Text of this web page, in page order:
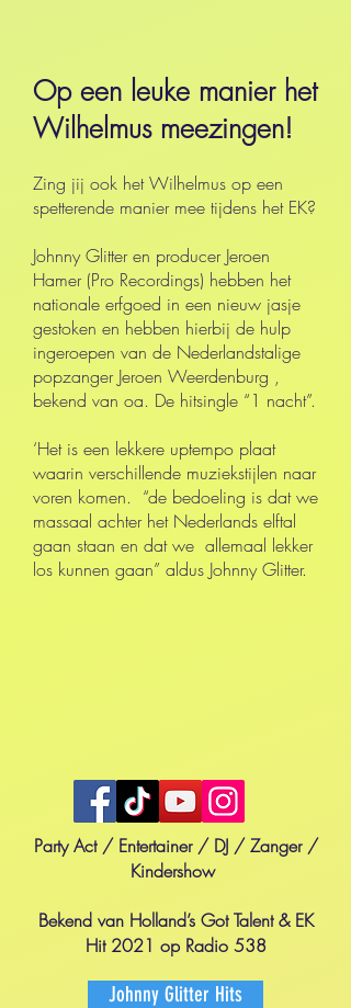
Op een leuke manier het
Wilhelmus meezingen!
Zing jij ook het Wilhelmus op een
spetterende manier mee tijdens het EK?
Johnny Glitter en producer Jeroen
Hamer (Pro Recordings) hebben het
nationale erfgoed in een nieuw jasje
gestoken en hebben hierbij de hulp
ingeroepen van de Nederlandstalige
popzanger Jeroen Weerdenburg ,
bekend van oa. De hitsingle “1 nacht”.
‘Het is een lekkere uptempo plaat
waarin verschillende muziekstijlen naar
voren komen. “de bedoeling is dat we
massaal achter het Nederlands elftal
gaan staan en dat we allemaal lekker
los kunnen gaan” aldus Johnny Glitter.
Party Act / Entertainer / DJ / Zanger /
Kindershow
Bekend van Holland’s Got Talent & EK
Hit 2021 op Radio 538
Johnny Glitter Hits